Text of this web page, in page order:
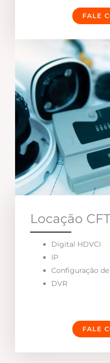
FALE
Locação
Digital HDVCI
IP
Configuração
DVR
FALE